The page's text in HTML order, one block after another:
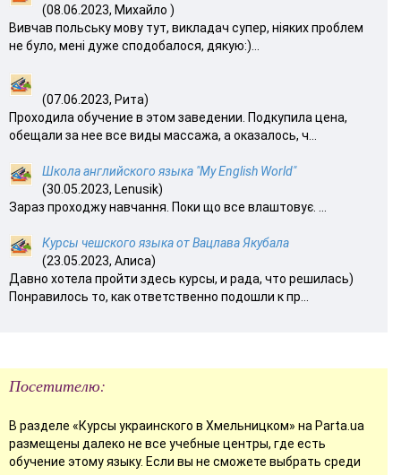
(08.06.2023, Михайло )
Вивчав польську мову тут, викладач супер, ніяких проблем
не було, мені дуже сподобалося, дякую:)...
(07.06.2023, Рита)
Проходила обучение в этом заведении. Подкупила цена,
обещали за нее все виды массажа, а оказалось, ч...
Школа английского языка "My English World"
(30.05.2023, Lenusik)
Зараз проходжу навчання. Поки що все влаштовує. ...
Курсы чешского языка от Вацлава Якубала
(23.05.2023, Алиса)
Давно хотела пройти здесь курсы, и рада, что решилась)
Понравилось то, как ответственно подошли к пр...
Посетителю:
В разделе «Курсы украинского в Хмельницком» на Parta.ua
размещены далеко не все учебные центры, где есть
обучение этому языку. Если вы не сможете выбрать среди